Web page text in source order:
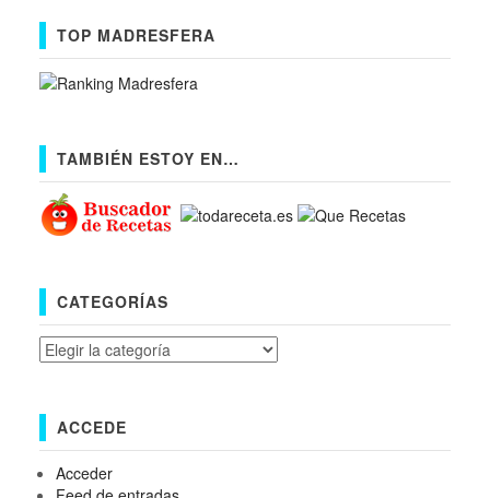
TOP MADRESFERA
TAMBIÉN ESTOY EN…
CATEGORÍAS
Categorías
ACCEDE
Acceder